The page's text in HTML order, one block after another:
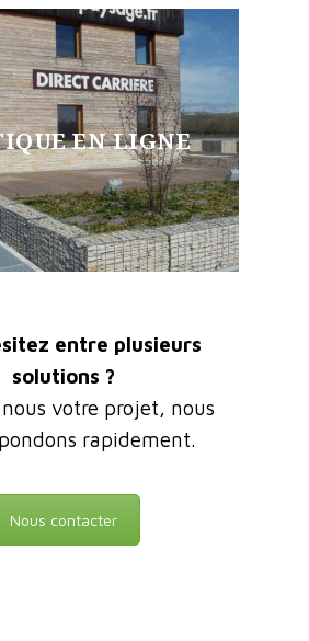
EN LIGNE
entre plusieurs
solutions ?
votre projet, nous
rapidement.
Nous contacter